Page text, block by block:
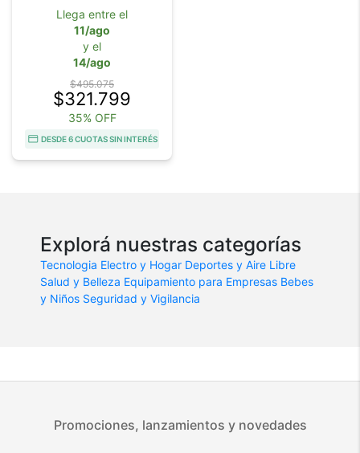
Llega entre el
11/ago
y el
14/ago
$495.075
$321.799
35% OFF
DESDE 6 CUOTAS SIN INTERÉS
Explorá nuestras categorías
Tecnologia Electro y Hogar Deportes y Aire Libre
Salud y Belleza Equipamiento para Empresas Bebes
y Niños Seguridad y Vigilancia
Promociones, lanzamientos y novedades